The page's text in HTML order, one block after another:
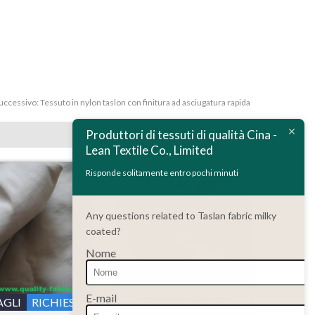
Tessuto in nylon taslon con finitura ad asciugatura rapida
RICHIESTA
Produttori di tessuti di qualità Cina -
Lean Textile Co., Limited
Risponde solitamente entro pochi minuti
Any questions related to Taslan fabric milky
coated?
Nome
E-mail